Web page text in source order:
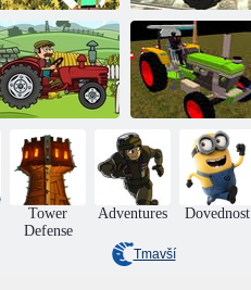
Farmáři kradou
tanky
Doktor traktor
farmář
Traktorová
mánie 2
Traktor na farmě
Tower
Defense
Adventures Dovednost
Tmavší